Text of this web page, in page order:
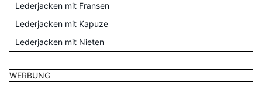
Lederjacken mit Fransen
Lederjacken mit Kapuze
Lederjacken mit Nieten
WERBUNG